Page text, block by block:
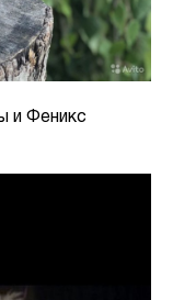
и Феникс